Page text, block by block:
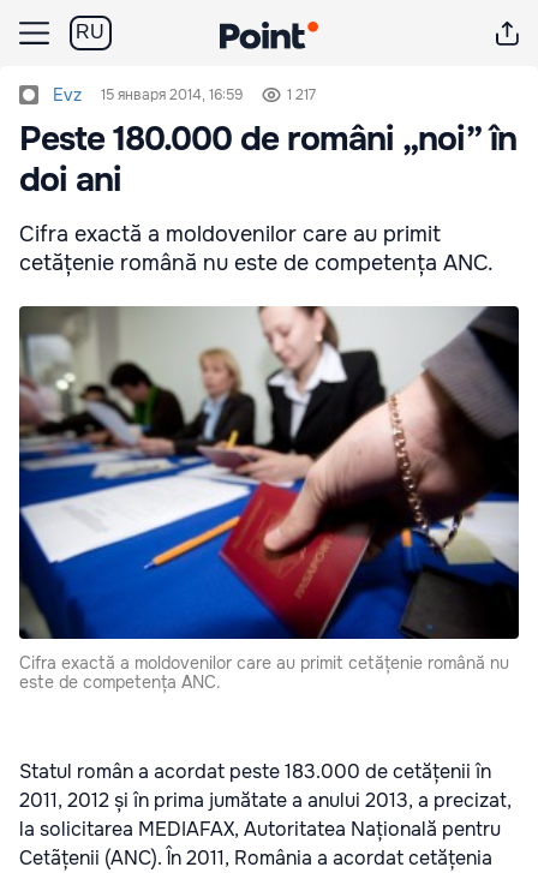
RU
Evz 15 января 2014, 16:59 1 217
Peste 180.000 de români „noi” în
doi ani
Cifra exactă a moldovenilor care au primit
cetățenie română nu este de competența ANC.
Cifra exactă a moldovenilor care au primit cetățenie română nu
este de competența ANC.
Statul român a acordat peste 183.000 de cetățenii în
2011, 2012 și în prima jumătate a anului 2013, a precizat,
la solicitarea MEDIAFAX, Autoritatea Națională pentru
Cetãțenii (ANC). În 2011, România a acordat cetățenia